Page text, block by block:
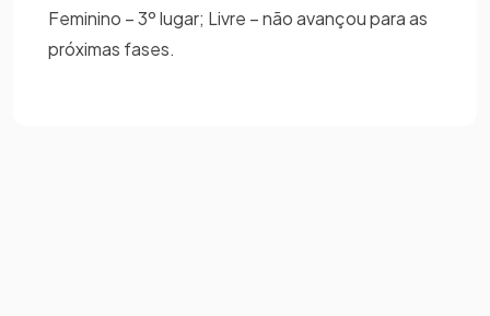
Feminino – 3º lugar; Livre – não avançou para as
próximas fases.